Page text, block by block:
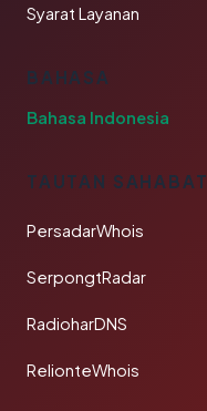
Syarat Layanan
BAHASA
Bahasa Indonesia
TAUTAN SAHABAT
PersadarWhois
SerpongtRadar
RadioharDNS
RelionteWhois